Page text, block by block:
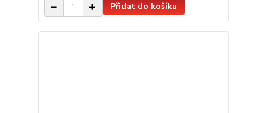
Přidat do košíku